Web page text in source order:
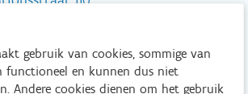
28 41 56
gebruik van cookies, sommige van
functioneel en kunnen dus niet
Andere cookies dienen om het gebruik